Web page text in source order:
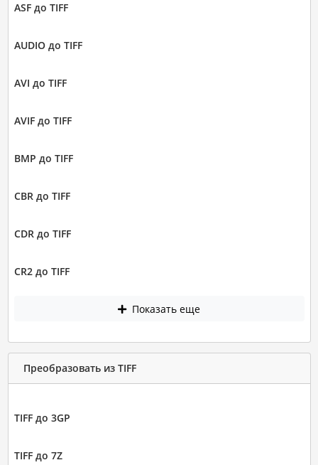
ASF до TIFF
AUDIO до TIFF
AVI до TIFF
AVIF до TIFF
BMP до TIFF
CBR до TIFF
CDR до TIFF
CR2 до TIFF
Показать еще
Преобразовать из TIFF
TIFF до 3GP
TIFF до 7Z